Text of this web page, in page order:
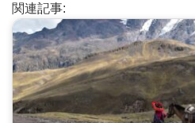
関連記事: